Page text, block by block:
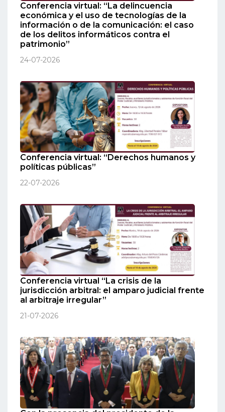
Conferencia virtual: “La delincuencia
económica y el uso de tecnologías de la
información o de la comunicación: el caso
de los delitos informáticos contra el
patrimonio”
24-07-2026
Conferencia virtual: “Derechos humanos y
políticas públicas”
22-07-2026
Conferencia virtual “La crisis de la
jurisdicción arbitral: el amparo judicial frente
al arbitraje irregular”
21-07-2026